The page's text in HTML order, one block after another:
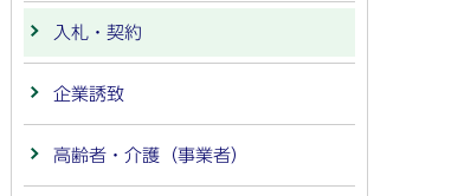
入札・契約
企業誘致
高齢者・介護（事業者）